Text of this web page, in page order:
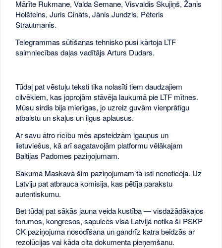
Mārīte Rukmane, Valda Semane, Visvaldis Skujiņš, Žanis
Holšteins, Juris Cināts, Jānis Jundzis, Pēteris
Strautmanis.
Telegrammas sūtīšanas tehnisko pusi kārtoja LTF
saimniecības daļas vadītājs Arturs Dudars.
Tūdaļ pat vēstuļu teksti tika nolasīti tiem daudzajiem
cilvēkiem, kas joprojām stāvēja laukumā pie LTF mītnes.
Mūsu sirdis bija mierīgas, jo uzreiz guvām vienprātīgu
atbalstu un skaļus un ilgus aplausus.
Ar savu ātro rīcību mēs apsteidzām igauņus un
lietuviešus, kā arī sagatavojām platformu vēlākajam
Baltijas Padomes paziņojumam.
Sākumā Maskavā šim paziņojumam tā īsti nenoticēja. Uz
Latviju pat atbrauca komisija, kas pētīja parakstu
autentiskumu.
Bet tūdaļ pat sākās jauna veida kustība — visdažādākajos
forumos, kongresos, sapulcēs visā Latvijā notika šī PSKP
CK paziņojuma nosodīšana un gandrīz katra beidzās ar
rezolūcijas vai kāda cita dokumenta pieņemšanu.